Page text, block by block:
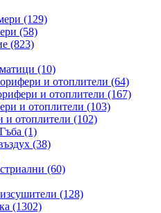
(129)
(58)
(823)
(10)
и отоплители (64)
и отоплители (167)
и отоплители (103)
и отоплители (102)
(1)
(38)
(60)
(128)
(1302)